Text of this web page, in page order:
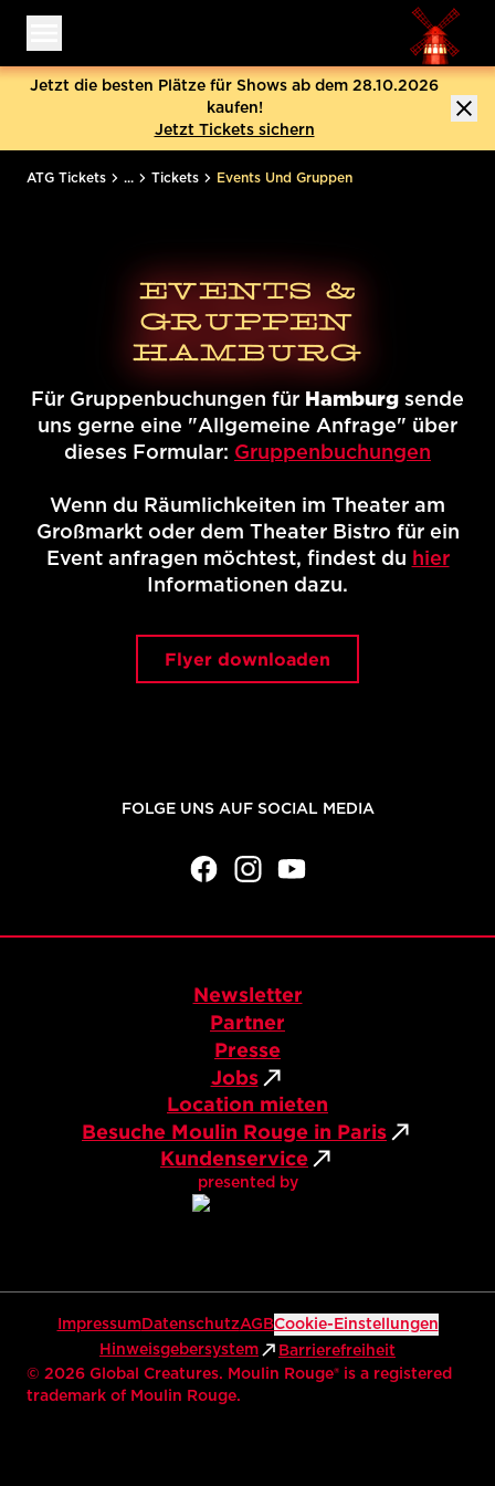
Jetzt die besten Plätze für Shows ab dem 28.10.2026
kaufen!
Jetzt Tickets sichern
EVENTS &
GRUPPEN
HAMBURG
Für Gruppenbuchungen für Hamburg sende
uns gerne eine "Allgemeine Anfrage" über
dieses Formular: Gruppenbuchungen
Wenn du Räumlichkeiten im Theater am
Großmarkt oder dem Theater Bistro für ein
Event anfragen möchtest, findest du hier
Informationen dazu.
Flyer downloaden
ATG Tickets ... Tickets Events Und Gruppen
FOLGE UNS AUF SOCIAL MEDIA
facebookInstagramYouTube
Newsletter
Partner
Presse
Jobs
Location mieten
Besuche Moulin Rouge in Paris
Kundenservice
presented by
ImpressumDatenschutzAGBCookie-Einstellungen
Hinweisgebersystem
Barrierefreiheit
© 2026 Global Creatures. Moulin Rouge® is a registered
trademark of Moulin Rouge.